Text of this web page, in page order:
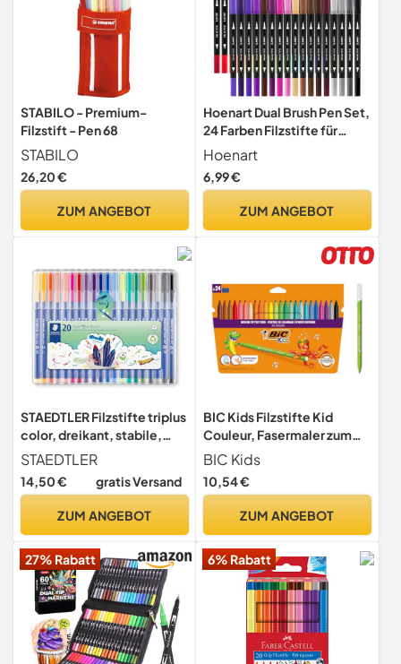
STABILO - Premium-
Filzstift - Pen 68
STABILO
26,20 €
ZUM ANGEBOT
Hoenart Dual Brush Pen Set,
24 Farben Filzstifte für
Erwachsene, Filzstifte
Dicke und Dünne, Für Bullet
Journal, Malbücher,
stifte Malstifte
Hoenart
6,99 €
ZUM ANGEBOT
STAEDTLER Filzstifte triplus
color, dreikant, stabile,
eindrucksichere Spitze,
Linienbreite ca. 1 mm,
kindgerecht, hohe Qualität
20 brillanten Farben, 323
STAEDTLER
14,50 € gratis Versand
ZUM ANGEBOT
BIC Kids Filzstifte Kid
Couleur, Fasermaler zum
Malen in 24 auswaschbaren
Farben, mit stabiler Spitze,
im Karton Etui, ab 5 Jahre
BIC Kids
10,54 €
ZUM ANGEBOT
27% Rabatt 6% Rabatt